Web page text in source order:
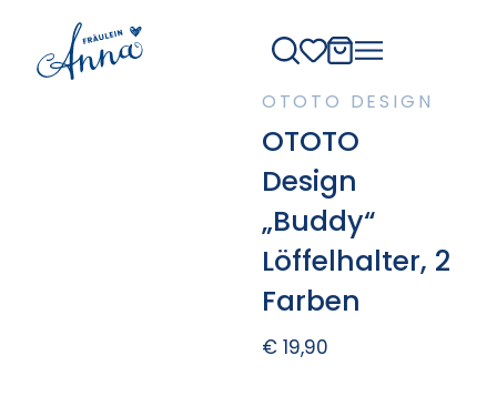
OTOTO DESIGN
OTOTO
Design
„Buddy“
Löffelhalter, 2
Farben
€19,90